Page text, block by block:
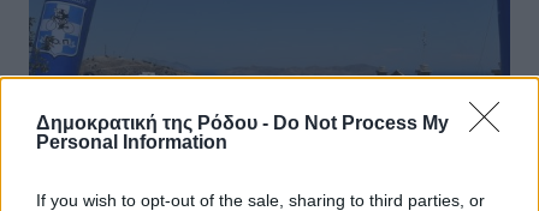
Δημοκρατική της Ρόδου - Do Not Process My
Personal Information
If you wish to opt-out of the sale, sharing to third parties, or